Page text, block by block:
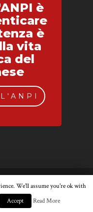
è
è
vita
del
We'll assume you're ok with
Accept Read More